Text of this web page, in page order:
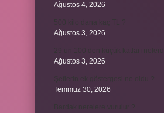
Ağustos 4, 2026
Ağustos 3, 2026
Ağustos 3, 2026
Temmuz 30, 2026